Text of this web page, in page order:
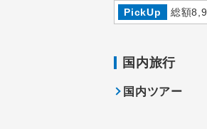
PickUp 総額
国内旅行
国内ツアー